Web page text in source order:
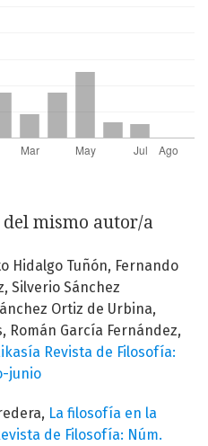
mismo autor/a
Hidalgo Tuñón, Fernando
Silverio Sánchez
Ortiz de Urbina,
Román García Fernández,
Revista de Filosofía:
junio
La filosofía en la
de Filosofía: Núm.